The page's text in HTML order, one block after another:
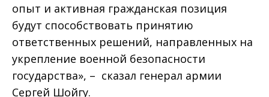
опыт и активная гражданская позиция
будут способствовать принятию
ответственных решений, направленных на
укрепление военной безопасности
государства», – сказал генерал армии
Сергей Шойгу.